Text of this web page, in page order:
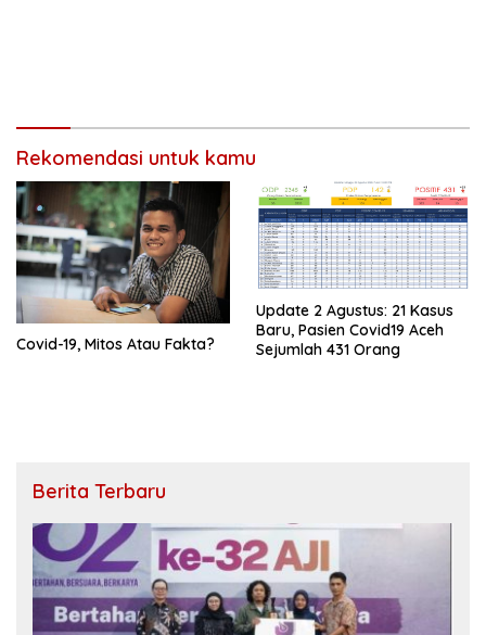
Rekomendasi untuk kamu
Covid-19, Mitos Atau Fakta?
Update 2 Agustus: 21 Kasus
Baru, Pasien Covid19 Aceh
Sejumlah 431 Orang
Berita Terbaru